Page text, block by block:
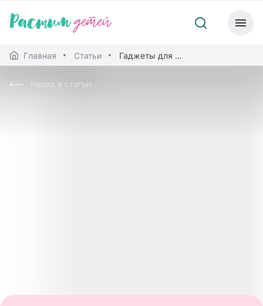
Главная Статьи Гаджеты для мамы
Назад в статьи